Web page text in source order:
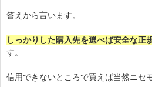
答えから言います。
しっかりした購入先を選べば安全な正
す。
信用できないところで買えば当然ニセ